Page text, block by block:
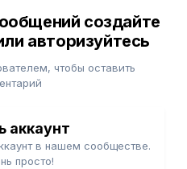
создайте
авторизуйтесь
чтобы оставить
аккаунт
в нашем сообществе.
просто!